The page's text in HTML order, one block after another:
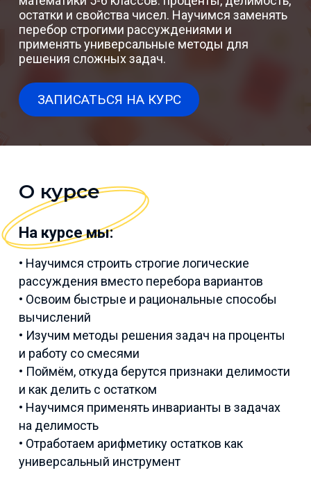
остатки и свойства чисел. Научимся заменять
перебор строгими рассуждениями и
применять универсальные методы для
решения сложных задач.
ЗАПИСАТЬСЯ НА КУРС
О курсе
На курсе мы:
• Научимся строить строгие логические
рассуждения вместо перебора вариантов
• Освоим быстрые и рациональные способы
вычислений
• Изучим методы решения задач на проценты
и работу со смесями
• Поймём, откуда берутся признаки делимости
и как делить с остатком
• Научимся применять инварианты в задачах
на делимость
• Отработаем арифметику остатков как
универсальный инструмент